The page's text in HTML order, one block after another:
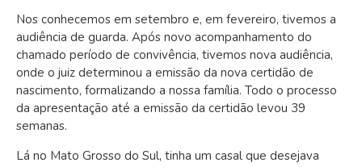
Nos conhecemos em setembro e, em fevereiro, tivemos a
audiência de guarda. Após novo acompanhamento do
chamado período de convivência, tivemos nova audiência,
onde o juiz determinou a emissão da nova certidão de
nascimento, formalizando a nossa família. Todo o processo
da apresentação até a emissão da certidão levou 39
semanas.
Lá no Mato Grosso do Sul, tinha um casal que desejava